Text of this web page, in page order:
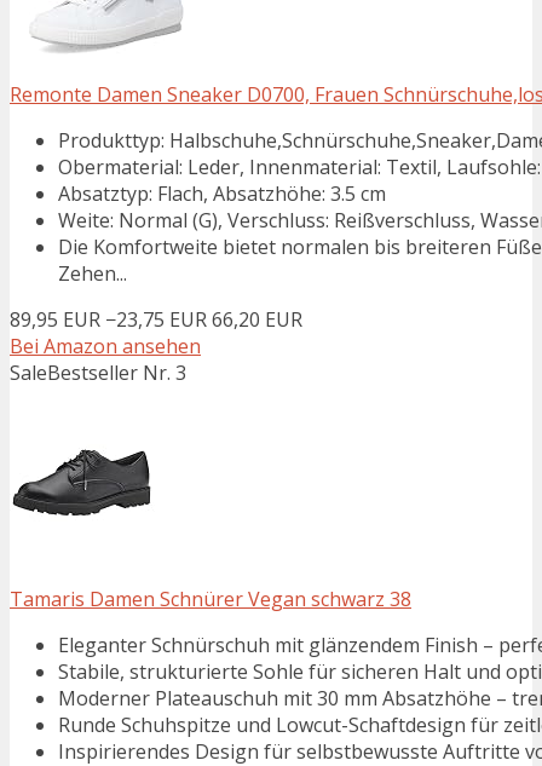
Remonte Damen Sneaker D0700, Frauen
Produkttyp:
Obermaterial: Leder, Innenmaterial: Textil,
Absatztyp: Flach, Absatzhöhe: 3.5 cm
Weite: Normal (G), Verschluss: Reißverschluss,
Die Komfortweite bietet normalen bis breiteren
Zehen...
89,95 EUR −23,75 EUR66,20 EUR
Bei Amazon ansehen
SaleBestseller Nr. 3
Tamaris Damen Schnürer Vegan schwarz 38
Eleganter Schnürschuh mit glänzendem Finish –
Stabile, strukturierte Sohle für sicheren Halt und
Moderner Plateauschuh mit 30 mm Absatzhöhe –
Runde Schuhspitze und Lowcut-Schaftdesign für
Inspirierendes Design für selbstbewusste Auftritte